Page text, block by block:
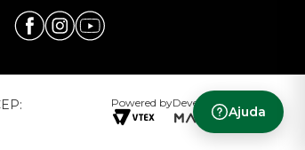
Ajuda
Powered byDeveloped by